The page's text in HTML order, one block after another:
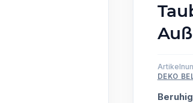
DEKO